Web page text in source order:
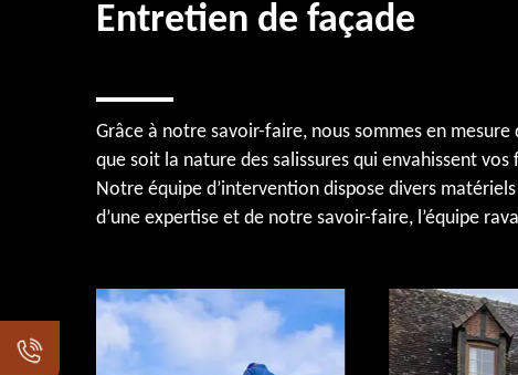
Entretien de façade
Grâce à notre savoir-faire, nous sommes en
que soit la nature des salissures qui envahissent
Notre équipe d’intervention dispose divers
d’une expertise et de notre savoir-faire, l’équipe